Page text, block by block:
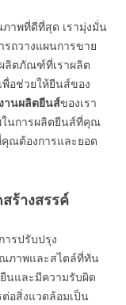
าพที่ดีที่สุด เรามุ่งมั่น
ถวางแผนการขาย
ลิตภัณฑ์ที่เราผลิต
อช่วยให้ยีนส์ของ
านผลิตยีนส์ของเรา
ในการผลิตยีนส์ที่คุณ
คุณต้องการและยอด
ร้างสรรค์
ารปรับปรุง
ภาพและสไตล์ที่ทัน
นและมีความรับผิด
อสิ่งแวดล้อมเป็น